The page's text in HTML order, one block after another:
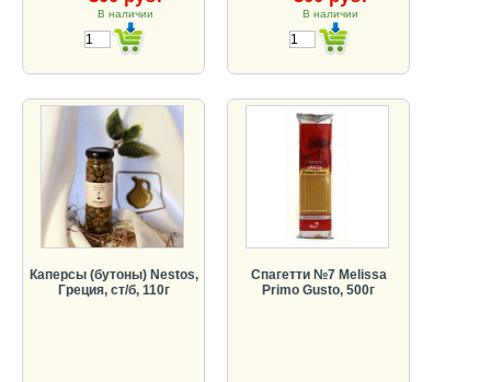
В наличии В наличии
Каперсы (бутоны) Nestos,
Греция, ст/б, 110г
Спагетти №7 Melissa
Primo Gusto, 500г